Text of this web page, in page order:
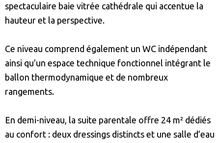
spectaculaire baie vitrée cathédrale qui accentue la
hauteur et la perspective.
Ce niveau comprend également un WC indépendant
ainsi qu’un espace technique fonctionnel intégrant le
ballon thermodynamique et de nombreux
rangements.
En demi-niveau, la suite parentale offre 24 m² dédiés
au confort : deux dressings distincts et une salle d’eau